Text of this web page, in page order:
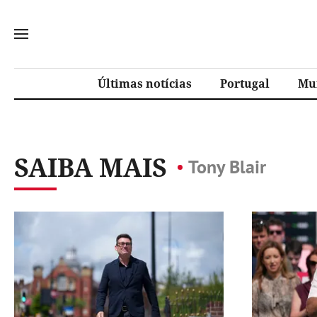
Últimas notícias Portugal
SAIBA MAIS Tony Blair